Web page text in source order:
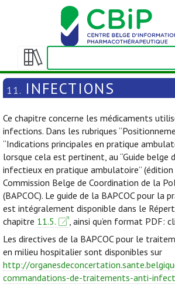
Afficher/masquer
la
table
matières
11. INFECTIONS
Ce chapitre concerne les médicaments
infections. Dans les rubriques
“Indications principales en pratique
lorsque cela est pertinent, au “Guide
infectieux en pratique ambulatoire”
Commission Belge de Coordination de la
(BAPCOC). Le guide de la BAPCOC pour la
est intégralement disponible dans le
chapitre 11.5. , ainsi qu’en format PDF:
Les directives de la BAPCOC pour le
en milieu hospitalier sont disponibles sur
http://
commandations-de-traitements-anti-